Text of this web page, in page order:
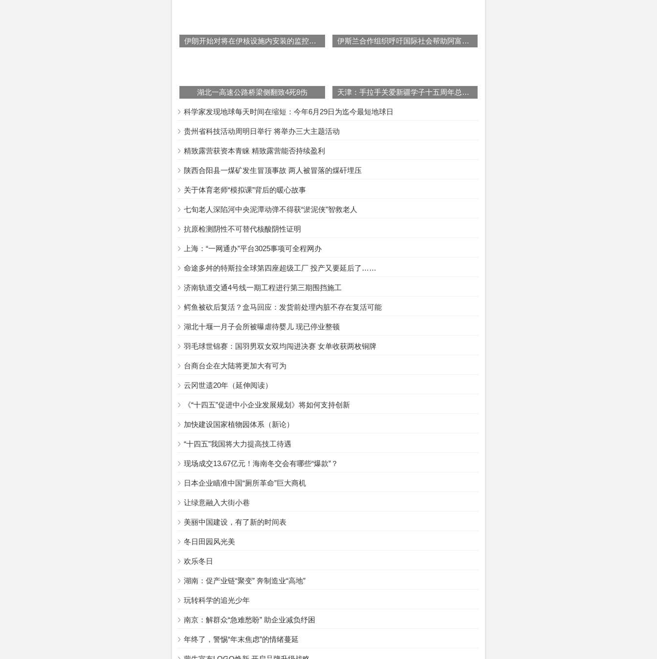
伊朗开始对将在伊核设施内安装的监控摄像设备进行检查 伊斯兰合作组织呼吁国际社会帮助阿富汗解决人道主义危机
湖北一高速公路桥梁侧翻致4死8伤 天津：手拉手关爱新疆学子十五周年总结大会举行
科学家发现地球每天时间在缩短：今年6月29日为迄今最短地球日
贵州省科技活动周明日举行 将举办三大主题活动
精致露营获资本青睐 精致露营能否持续盈利
陕西合阳县一煤矿发生冒顶事故 两人被冒落的煤矸埋压
关于体育老师“模拟课”背后的暖心故事
七旬老人深陷河中央泥潭动弹不得获“淤泥侠”智救老人
抗原检测阴性不可替代核酸阴性证明
上海：“一网通办”平台3025事项可全程网办
命途多舛的特斯拉全球第四座超级工厂 投产又要延后了……
济南轨道交通4号线一期工程进行第三期围挡施工
鳄鱼被砍后复活？盒马回应：发货前处理内脏不存在复活可能
湖北十堰一月子会所被曝虐待婴儿 现已停业整顿
羽毛球世锦赛：国羽男双女双均闯进决赛 女单收获两枚铜牌
台商台企在大陆将更加大有可为
云冈世遗20年（延伸阅读）
《“十四五”促进中小企业发展规划》将如何支持创新
加快建设国家植物园体系（新论）
“十四五”我国将大力提高技工待遇
现场成交13.67亿元！海南冬交会有哪些“爆款”？
日本企业瞄准中国“厕所革命”巨大商机
让绿意融入大街小巷
美丽中国建设，有了新的时间表
冬日田园风光美
欢乐冬日
湖南：促产业链“聚变” 奔制造业“高地”
玩转科学的追光少年
南京：解群众“急难愁盼” 助企业减负纾困
年终了，警惕“年末焦虑”的情绪蔓延